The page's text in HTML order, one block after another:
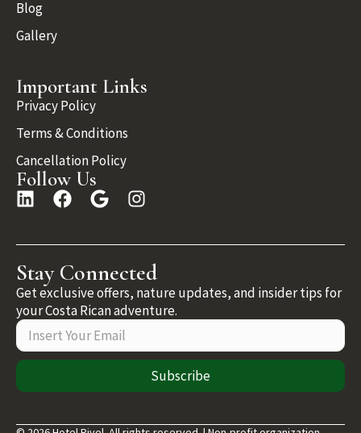
Blog
Gallery
Important Links
Privacy Policy
Terms & Conditions
Cancellation Policy
Follow Us
Stay Connected
Get exclusive offers, nature updates, and insider tips for
your Costa Rican adventure.
Subscribe